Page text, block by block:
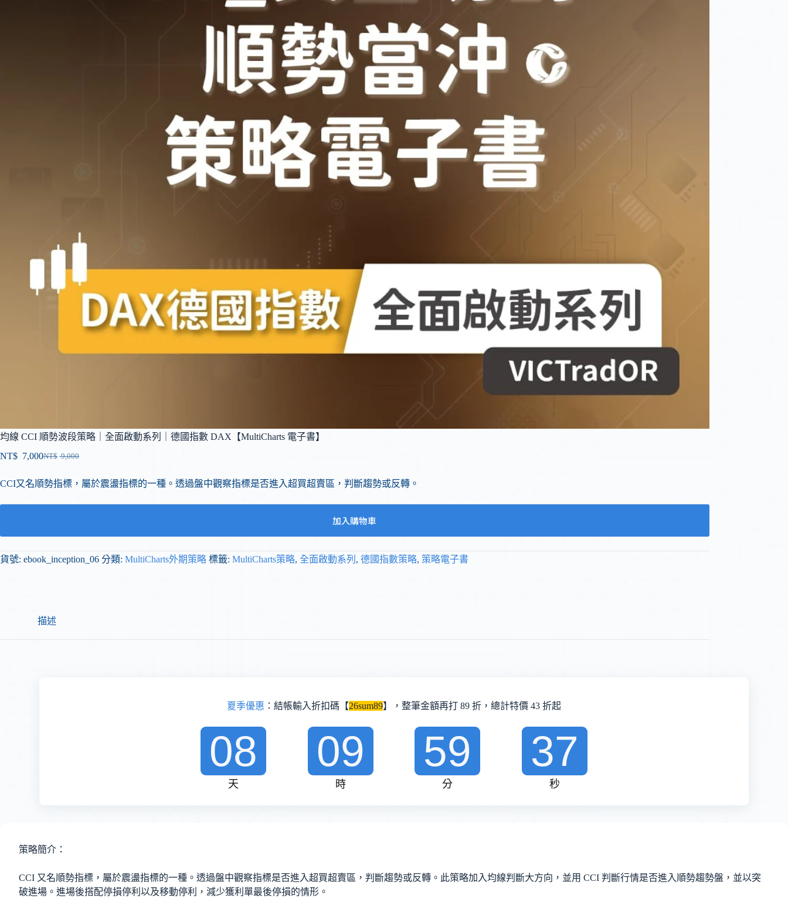
均線 CCI 順勢波段策略｜全面啟動系列｜德國指數 DAX【MultiCharts 電子書】
NT$ 9,000
NT$ 7,000
CCI又名順勢指標，屬於震盪指標的一種。透過盤中觀察指標是否進入超買超賣區，判斷趨勢或反轉。
加入購物車
貨號: ebook_inception_06 分類: MultiCharts外期策略 標籤: MultiCharts策略, 全面啟動系列 , 德國指數策略, 策略電子書
描述
夏季優惠 ：結帳輸入折扣碼【26sum89】，整筆金額再打 89 折，總計特價 43 折起
08
天
09
時
59
分
36
秒
策略簡介：
CCI 又名順勢指標，屬於震盪指標的一種。透過盤中觀察指標是否進入超買超賣區，判斷趨勢或反轉。此策略加入均線判斷大方向，並用 CCI 判斷行情是否進入順勢趨勢盤，並以突
破進場。進場後搭配停損停利以及移動停利，減少獲利單最後停損的情形。